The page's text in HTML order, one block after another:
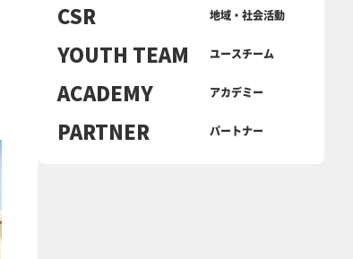
CSR 地域・社会活動
YOUTH TEAM ユースチーム
ACADEMY アカデミー
PARTNER パートナー